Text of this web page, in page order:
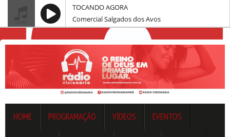
TOCANDO AGORA
Comercial Salgados dos Avos
HOME PROGRAMAÇÃO VÍDEOS EVENTOS